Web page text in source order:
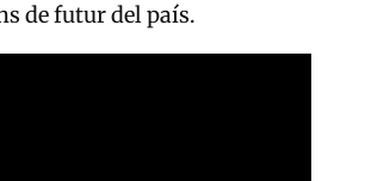
de futur del país.